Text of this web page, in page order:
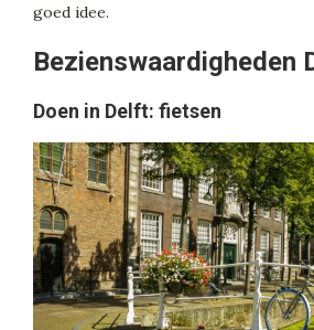
goed idee.
Bezienswaardigheden
Doen in Delft: fietsen